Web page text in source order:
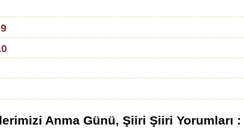
Anma Günü, Şiiri Şiiri Yorumları :